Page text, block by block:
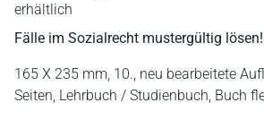
erhältlich
Fälle im Sozialrecht mustergültig lösen!
165 X 235 mm, 10., neu bearbeitete
Seiten, Lehrbuch / Studienbuch, Buch